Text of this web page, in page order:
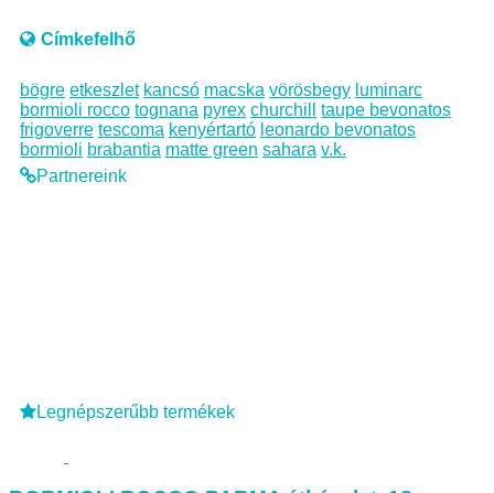
Címkefelhő
bögre etkeszlet kancsó macska vörösbegy luminarc
bormioli rocco tognana pyrex churchill
taupe bevonatos
frigoverre tescoma kenyértartó leonardo bevonatos
bormioli brabantia matte green sahara v.k.
Partnereink
Legnépszerűbb termékek